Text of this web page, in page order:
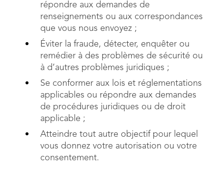
répondre aux demandes de
renseignements ou aux correspondances
que vous nous envoyez ;
Éviter la fraude, détecter, enquêter ou
remédier à des problèmes de sécurité ou
à d’autres problèmes juridiques ;
Se conformer aux lois et réglementations
applicables ou répondre aux demandes
de procédures juridiques ou de droit
applicable ;
Atteindre tout autre objectif pour lequel
vous donnez votre autorisation ou votre
consentement.